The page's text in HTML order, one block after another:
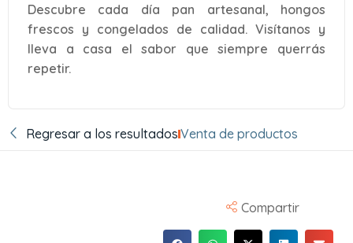
Descubre cada día pan artesanal, hongos
frescos y congelados de calidad. Visítanos y
lleva a casa el sabor que siempre querrás
repetir.
Regresar a los resultadosVenta de productos
Compartir